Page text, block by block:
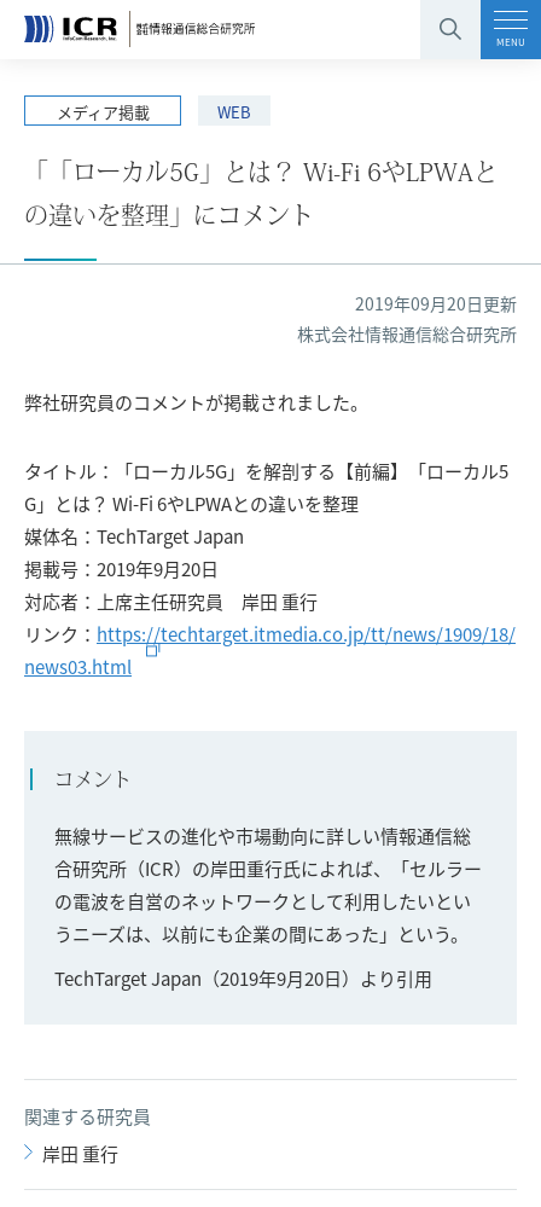
MENU
メディア掲載 WEB
「「ローカル5G」とは？ Wi-Fi 6やLPWAと
の違いを整理」にコメント
2019年09月20日更新
株式会社情報通信総合研究所
弊社研究員のコメントが掲載されました。
タイトル：「ローカル5G」を解剖する【前編】「ローカル5
G」とは？ Wi-Fi 6やLPWAとの違いを整理
媒体名：TechTarget Japan
掲載号：2019年9月20日
対応者：上席主任研究員 岸田 重行
リンク： https://techtarget.itmedia.co.jp/tt/news/1909/18/
news03.html
コメント
無線サービスの進化や市場動向に詳しい情報通信総
合研究所（ICR）の岸田重行氏によれば、「セルラー
の電波を自営のネットワークとして利用したいとい
うニーズは、以前にも企業の間にあった」という。
TechTarget Japan（2019年9月20日）より引用
関連する研究員
岸田 重行